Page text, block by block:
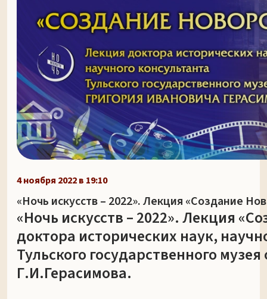
4 ноября 2022 в 19:10
«Ночь искусств – 2022». Лекция «Создание
«Ночь искусств – 2022». Лекция
доктора исторических наук,
Тульского государственного
Г.И.Герасимова.